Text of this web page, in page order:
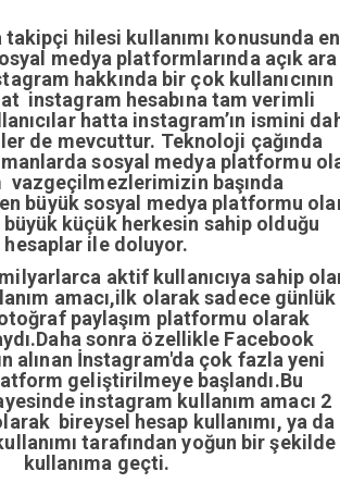
hilesi kullanımı konusunda en
medya platformlarında açık ara
hakkında bir çok kullanıcının
instagram hesabına tam verimli
hatta instagram’ın ismini
de mevcuttur. Teknoloji çağında
sosyal medya platformu
vazgeçilmezlerimizin başında
büyük sosyal medya platformu
küçük herkesin sahip olduğu
hesaplar ile doluyor.
aktif kullanıcıya sahip
amacı,ilk olarak sadece günlük
paylaşım platformu olarak
sonra özellikle Facebook
alınan İnstagram'da çok fazla yeni
geliştirilmeye başlandı.Bu
instagram kullanım amacı 2
bireysel hesap kullanımı, ya da
tarafından yoğun bir şekilde
kullanıma geçti.